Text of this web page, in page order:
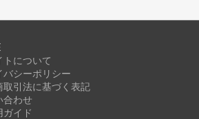
トについて
バシーポリシー
取引法に基づく表記
合わせ
ガイド